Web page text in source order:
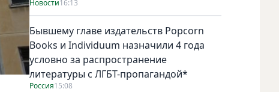
Новости16:13
Бывшему главе издательств Popcorn
Books и Individuum назначили 4 года
условно за распространение
литературы с ЛГБТ-пропагандой*
Россия15:08